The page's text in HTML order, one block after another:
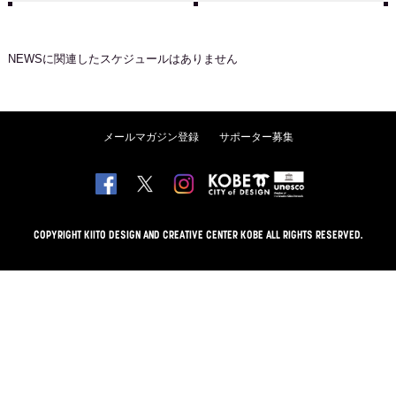
NEWSに関連したスケジュールはありません
メールマガジン登録 サポーター募集
COPYRIGHT KIITO DESIGN AND CREATIVE CENTER KOBE ALL RIGHTS RESERVED.